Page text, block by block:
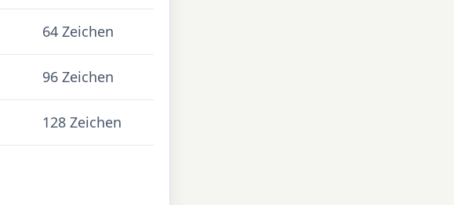
64 Zeichen
96 Zeichen
128 Zeichen